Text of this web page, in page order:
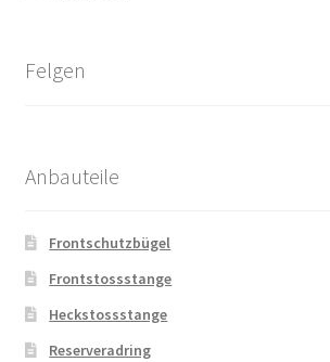
Felgen
Anbauteile
Frontschutzbügel
Frontstossstange
Heckstossstange
Reserveradring